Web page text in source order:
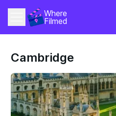
Where
Filmed
Cambridge